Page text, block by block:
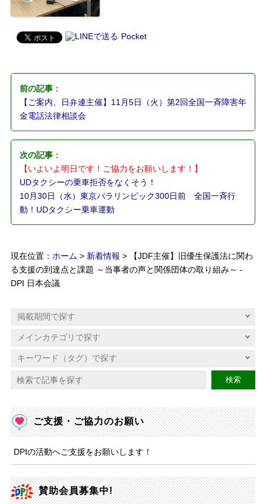
Pocket
前の記事：
【ご案内、日弁連主催】11月5日（火）第2回全国一斉障害年
金電話法律相談会
次の記事：
【いよいよ明日です！ご協力をお願いします！】
UDタクシーの乗車拒否をなくそう！
10月30日（水）東京パラリンピック300日前 全国一斉行
動！UDタクシー乗車運動
現在位置： ホーム > 新着情報 > 【JDF主催】旧優生保護法に関わ
る支援の到達点と課題 ～当事者の声と関係団体の取り組み～ -
DPI 日本会議
検索
ご支援・ご協力のお願い
DPIの活動へご支援をお願いします！
賛助会員募集中!